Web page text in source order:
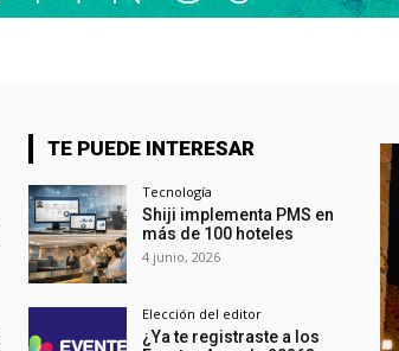
TE PUEDE INTERESAR
Tecnología
Shiji implementa PMS en
más de 100 hoteles
4 junio, 2026
Elección del editor
¿Ya te registraste a los